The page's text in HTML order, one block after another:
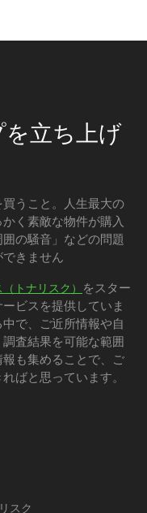
立ち上げ
うこと。人生最大の
く素敵な物件が購入
の騒音」などの問題
きません
トナリスク） をスター
ビスを提供していま
で、ご近所情報や自
査結果を可能な範囲
も集めることで、ご
ばと思っています。
スク